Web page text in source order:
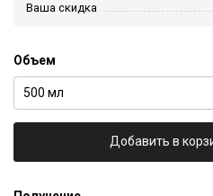
Ваша скидка
Объем
500 мл
Добавить в